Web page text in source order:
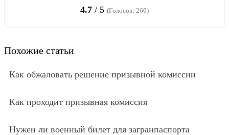
4.7 / 5 (Голосов: 260)
Похожие статьи
Как обжаловать решение призывной комиссии
Как проходит призывная комиссия
Нужен ли военный билет для загранпаспорта